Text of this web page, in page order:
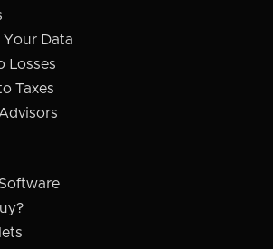
Your Data
Losses
Taxes